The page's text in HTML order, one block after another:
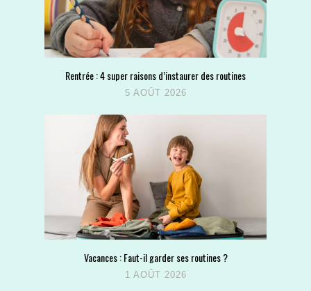
Rentrée : 4 super raisons d’instaurer des routines
5 AOÛT 2026
Vacances : Faut-il garder ses routines ?
1 AOÛT 2026